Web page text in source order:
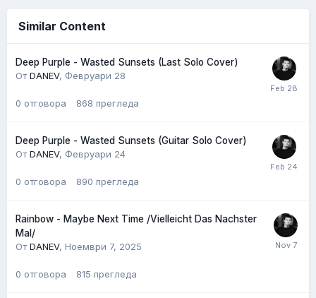
Similar Content
Deep Purple - Wasted Sunsets (Last Solo Cover)
ОтDANEV, Февруари 28
0 отговора 868 прегледа
Deep Purple - Wasted Sunsets (Guitar Solo Cover)
ОтDANEV, Февруари 24
0 отговора 890 прегледа
Rainbow - Maybe Next Time /Vielleicht Das Nachster
Mal/
ОтDANEV, Ноември 7, 2025
0 отговора 815 прегледа